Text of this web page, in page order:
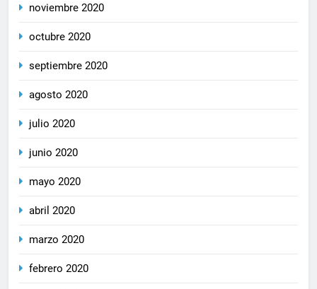
noviembre 2020
octubre 2020
septiembre 2020
agosto 2020
julio 2020
junio 2020
mayo 2020
abril 2020
marzo 2020
febrero 2020